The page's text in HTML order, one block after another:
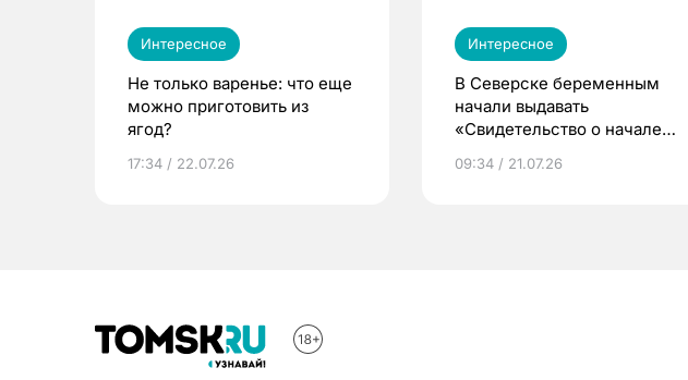
Интересное
Не только варенье: что еще
можно приготовить из
ягод?
17:34 / 22.07.26
Интересное
В Северске беременным
начали выдавать
«Свидетельство о начале
09:34 / 21.07.26